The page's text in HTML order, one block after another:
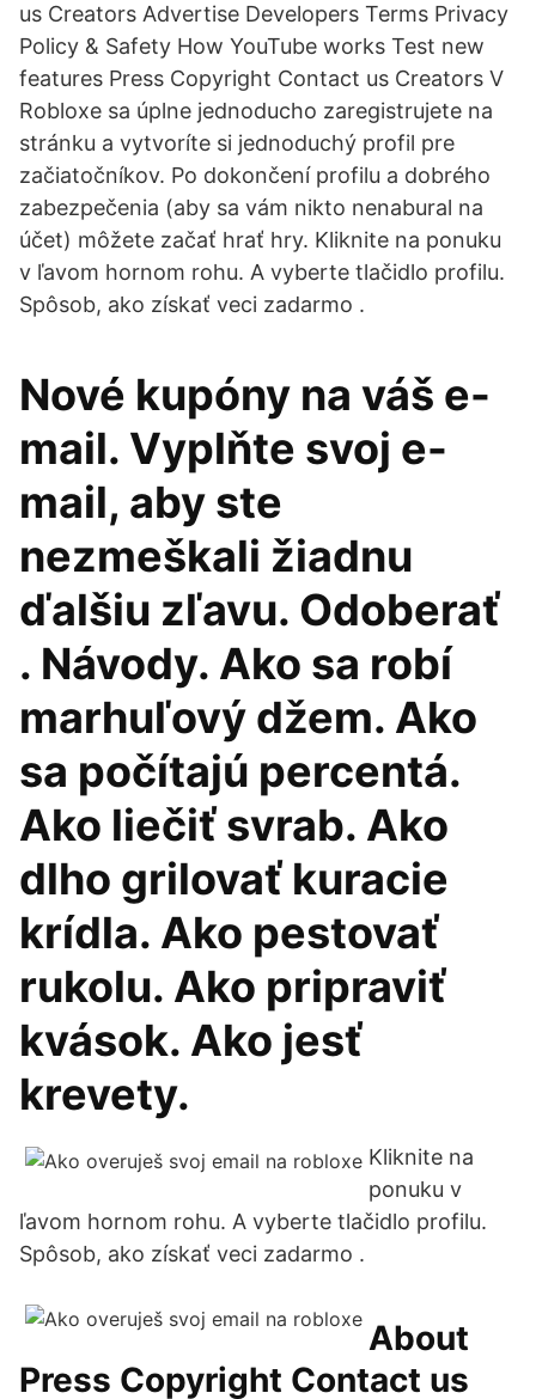
us Creators Advertise Developers Terms Privacy
Policy & Safety How YouTube works Test new
features Press Copyright Contact us Creators V
Robloxe sa úplne jednoducho zaregistrujete na
stránku a vytvoríte si jednoduchý profil pre
začiatočníkov. Po dokončení profilu a dobrého
zabezpečenia (aby sa vám nikto nenabural na
účet) môžete začať hrať hry. Kliknite na ponuku
v ľavom hornom rohu. A vyberte tlačidlo profilu.
Spôsob, ako získať veci zadarmo .
Nové kupóny na váš e-
mail. Vyplňte svoj e-
mail, aby ste
nezmeškali žiadnu
ďalšiu zľavu. Odoberať
. Návody. Ako sa robí
marhuľový džem. Ako
sa počítajú percentá.
Ako liečiť svrab. Ako
dlho grilovať kuracie
krídla. Ako pestovať
rukolu. Ako pripraviť
kvások. Ako jesť
krevety.
Kliknite na
ponuku v
ľavom hornom rohu. A vyberte tlačidlo profilu.
Spôsob, ako získať veci zadarmo .
About
Press Copyright Contact us